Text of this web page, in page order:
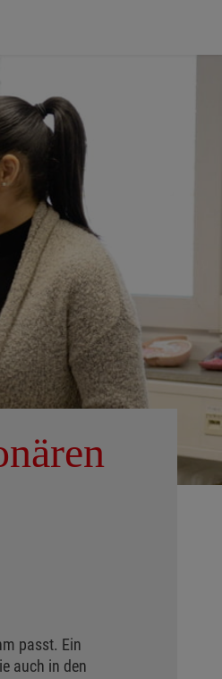
passt. Ein
auch in den